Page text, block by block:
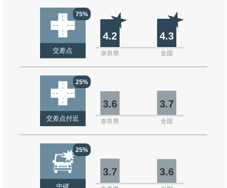
75%
交差点
4.2 4.3
奈良県 全国
25%
交差点付近
3.6 3.7
奈良県 全国
25%
中破
3.7 3.6